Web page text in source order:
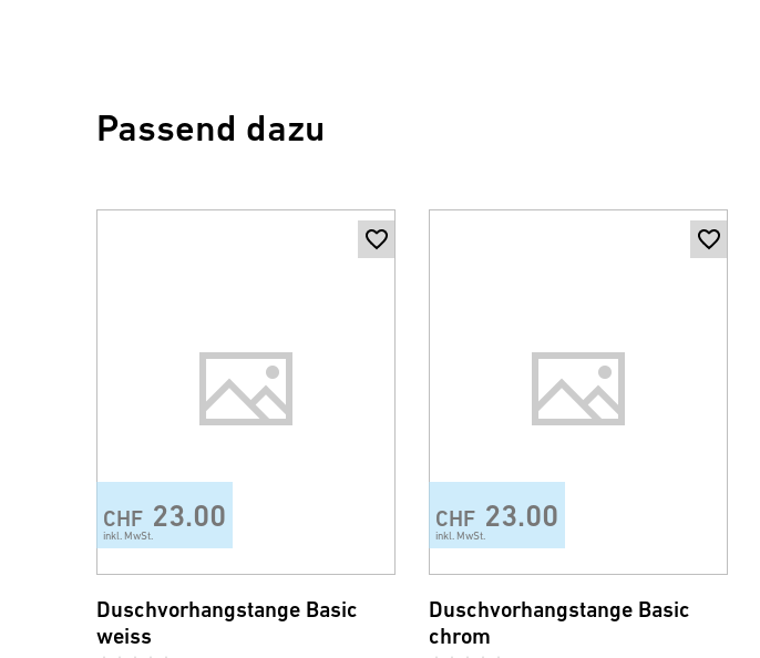
Passend dazu
CHF 23.00
inkl. MwSt.
Duschvorhangstange Basic
weiss
CHF 23.00
inkl. MwSt.
Duschvorhangstange Basic
chrom